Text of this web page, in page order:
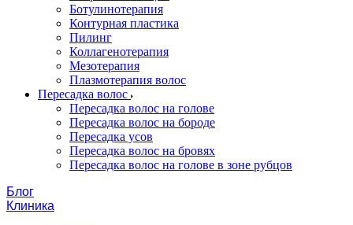
Ботулинотерапия
Контурная пластика
Пилинг
Коллагенотерапия
Мезотерапия
Плазмотерапия волос
Пересадка волос
Пересадка волос на голове
Пересадка волос на бороде
Пересадка усов
Пересадка волос на бровях
Пересадка волос на голове в зоне рубцов
Блог
Клиника